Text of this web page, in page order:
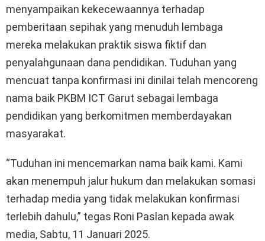
menyampaikan kekecewaannya terhadap
pemberitaan sepihak yang menuduh lembaga
mereka melakukan praktik siswa fiktif dan
penyalahgunaan dana pendidikan. Tuduhan yang
mencuat tanpa konfirmasi ini dinilai telah mencoreng
nama baik PKBM ICT Garut sebagai lembaga
pendidikan yang berkomitmen memberdayakan
masyarakat.
“Tuduhan ini mencemarkan nama baik kami. Kami
akan menempuh jalur hukum dan melakukan somasi
terhadap media yang tidak melakukan konfirmasi
terlebih dahulu,” tegas Roni Paslan kepada awak
media, Sabtu, 11 Januari 2025.